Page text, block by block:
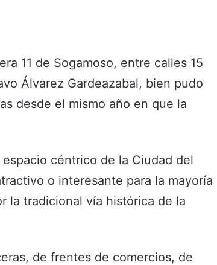
11 de Sogamoso, entre calles 15
Álvarez Gardeazabal, bien pudo
desde el mismo año en que la
céntrico de la Ciudad del
o interesante para la mayoría
la tradicional vía histórica de la
de frentes de comercios, de